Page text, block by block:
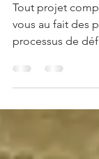
Les
d’image
Tout projet
vous au fait des